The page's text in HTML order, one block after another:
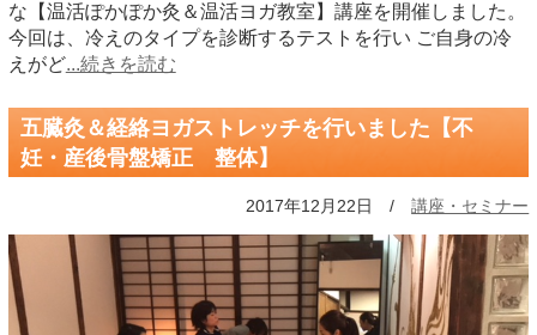
な【温活ぽかぽか灸＆温活ヨガ教室】講座を開催しました。
今回は、冷えのタイプを診断するテストを行い ご自身の冷
えがど...続きを読む
五臓灸＆経絡ヨガストレッチを行いました【不
妊・産後骨盤矯正 整体】
2017年12月22日 /講座・セミナー